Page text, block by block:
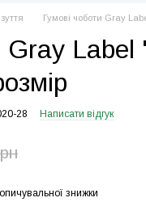
Гумові чоботи Gray
Gray
28 Написати відгук
знижки